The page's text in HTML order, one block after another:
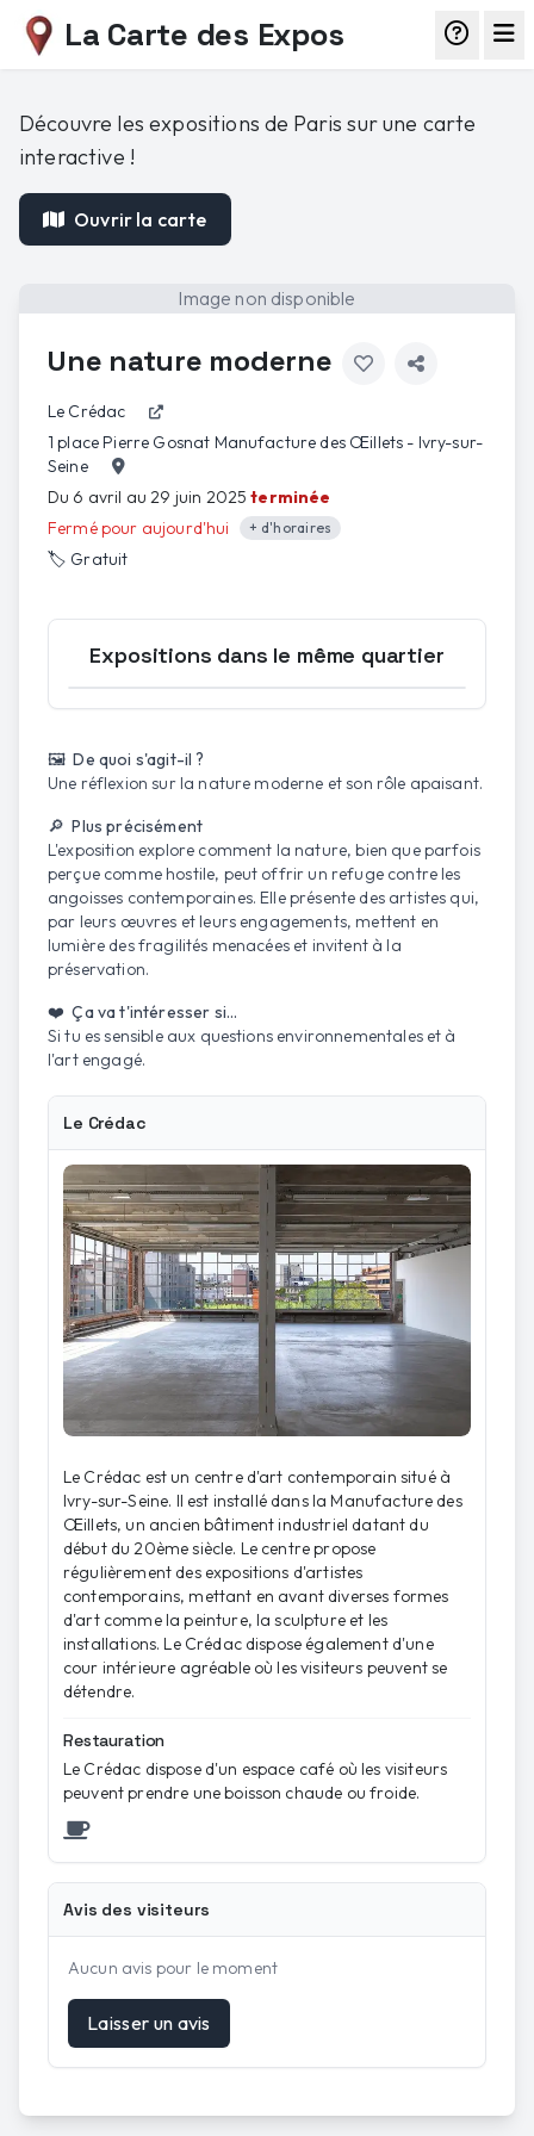
La Carte des Expos
Découvre les expositions de Paris sur une carte
interactive !
Ouvrir la carte
Image non disponible
Une nature moderne
Le Crédac
1 place Pierre Gosnat Manufacture des Œillets - Ivry-sur-
Seine
Du 6 avril au 29 juin 2025terminée
Fermé pour aujourd'hui
+ d'horaires
🏷️ Gratuit
Expositions dans le même quartier
🖼️ De quoi s'agit-il ?
Une réflexion sur la nature moderne et son rôle apaisant.
🔎 Plus précisément
L'exposition explore comment la nature, bien que parfois
perçue comme hostile, peut offrir un refuge contre les
angoisses contemporaines. Elle présente des artistes qui,
par leurs œuvres et leurs engagements, mettent en
lumière des fragilités menacées et invitent à la
préservation.
❤️ Ça va t'intéresser si...
Si tu es sensible aux questions environnementales et à
l'art engagé.
Le Crédac
Le Crédac est un centre d'art contemporain situé à
Ivry-sur-Seine. Il est installé dans la Manufacture des
Œillets, un ancien bâtiment industriel datant du
début du 20ème siècle. Le centre propose
régulièrement des expositions d'artistes
contemporains, mettant en avant diverses formes
d'art comme la peinture, la sculpture et les
installations. Le Crédac dispose également d'une
cour intérieure agréable où les visiteurs peuvent se
détendre.
Restauration
Le Crédac dispose d'un espace café où les visiteurs
peuvent prendre une boisson chaude ou froide.
Avis des visiteurs
Aucun avis pour le moment
Laisser un avis